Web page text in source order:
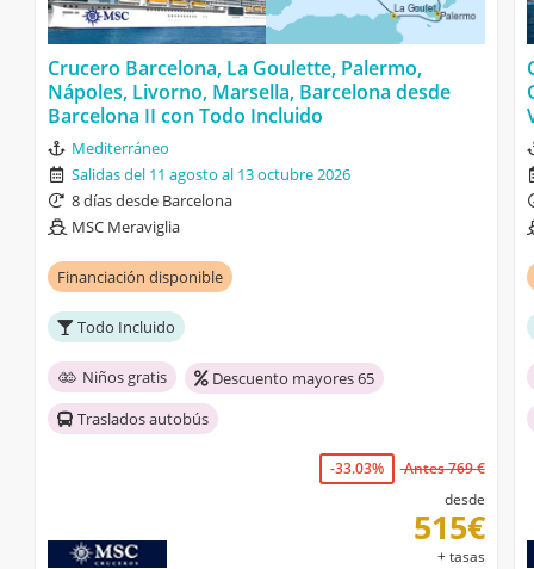
Crucero Barcelona, La Goulette, Palermo,
Nápoles, Livorno, Marsella, Barcelona desde
Barcelona II con Todo Incluido
Mediterráneo
Salidas del 11 agosto al 13 octubre 2026
8 días desde Barcelona
MSC Meraviglia
Financiación disponible
Todo Incluido
Niños gratis
Descuento mayores 65
Traslados autobús
-33.03%
Antes 769 €
desde
515€
+ tasas